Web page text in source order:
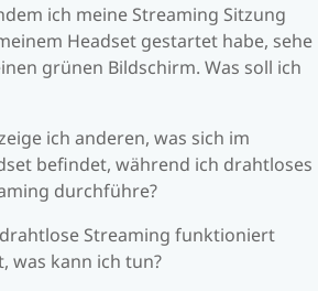
ich meine Streaming Sitzung
Headset gestartet habe, sehe
grünen Bildschirm. Was soll ich
ich anderen, was sich im
befindet, während ich drahtloses
durchführe?
Streaming funktioniert
was kann ich tun?